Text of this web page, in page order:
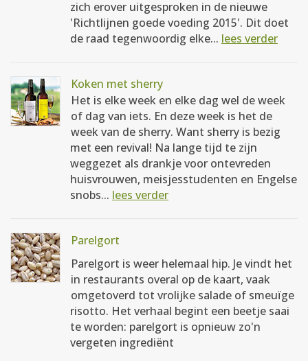
zich erover uitgesproken in de nieuwe
'Richtlijnen goede voeding 2015'. Dit doet
de raad tegenwoordig elke... lees verder
Koken met sherry
Het is elke week en elke dag wel de week
of dag van iets. En deze week is het de
week van de sherry. Want sherry is bezig
met een revival! Na lange tijd te zijn
weggezet als drankje voor ontevreden
huisvrouwen, meisjesstudenten en Engelse
snobs... lees verder
Parelgort
Parelgort is weer helemaal hip. Je vindt het
in restaurants overal op de kaart, vaak
omgetoverd tot vrolijke salade of smeuïge
risotto. Het verhaal begint een beetje saai
te worden: parelgort is opnieuw zo'n
vergeten ingrediënt